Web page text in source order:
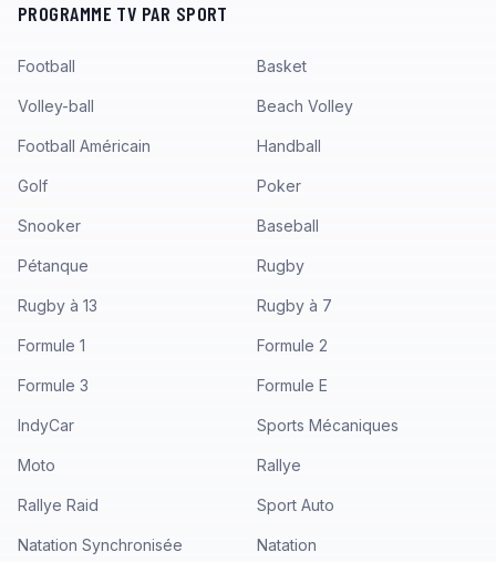
PROGRAMME TV PAR SPORT
Football Basket
Volley-ball Beach Volley
Football Américain Handball
Golf Poker
Snooker Baseball
Pétanque Rugby
Rugby à 13 Rugby à 7
Formule 1 Formule 2
Formule 3 Formule E
IndyCar Sports Mécaniques
Moto Rallye
Rallye Raid Sport Auto
Natation Synchronisée Natation